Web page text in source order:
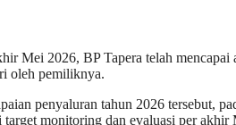
Mei 2026, BP Tapera telah mencapai
oleh pemiliknya.
penyaluran tahun 2026 tersebut,
monitoring dan evaluasi per akhir